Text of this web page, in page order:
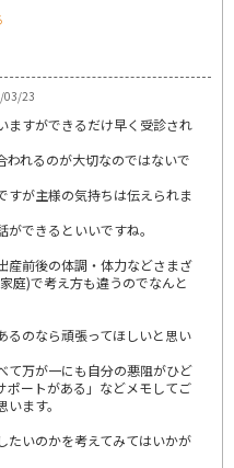
03/23
ますができるだけ早く受診され
われるのが大切なのではないで
すが主様の気持ちは伝えられま
できるといいですね。
産前後の体調・体力などさまざ
庭)で考え方も違うのでなんと
るのなら頑張ってほしいと思い
て万が一にも自分の悪阻がひど
ポートがある」などメモしてご
ます。
たいのかを考えてみてはいかが